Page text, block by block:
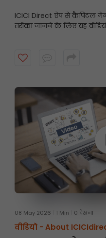
ICICI Direct ऐप से कैपिटल
तरीका जानने के लिए यह
08 May 2026 1 Min 0 देखना
वीडियो - About